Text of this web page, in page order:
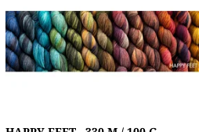
ponožková příze se sekčním
barvením určená pro ruční pletení a
háčkování. Měkká teplá příze krásně
zapadne do...
Dostupnost:
Skladem 2 ks